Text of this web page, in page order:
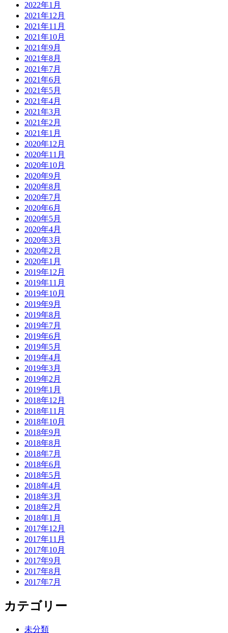
2022年1月
2021年12月
2021年11月
2021年10月
2021年9月
2021年8月
2021年7月
2021年6月
2021年5月
2021年4月
2021年3月
2021年2月
2021年1月
2020年12月
2020年11月
2020年10月
2020年9月
2020年8月
2020年7月
2020年6月
2020年5月
2020年4月
2020年3月
2020年2月
2020年1月
2019年12月
2019年11月
2019年10月
2019年9月
2019年8月
2019年7月
2019年6月
2019年5月
2019年4月
2019年3月
2019年2月
2019年1月
2018年12月
2018年11月
2018年10月
2018年9月
2018年8月
2018年7月
2018年6月
2018年5月
2018年4月
2018年3月
2018年2月
2018年1月
2017年12月
2017年11月
2017年10月
2017年9月
2017年8月
2017年7月
カテゴリー
未分類